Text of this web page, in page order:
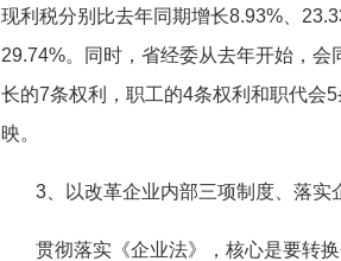
现利税分别比去年同期增长8.93%、
29.74%。同时，省经委从去年开始，
长的7条权利，职工的4条权利和职代会
映。
3、以改革企业内部三项制度、落实
贯彻落实《企业法》，核心是要转